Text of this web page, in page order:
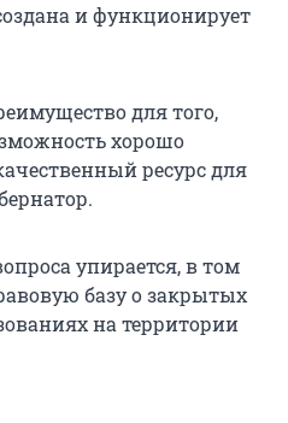
и функционирует
для того,
хорошо
ресурс для
упирается, в том
базу о закрытых
на территории